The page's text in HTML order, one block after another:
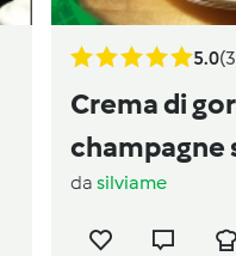
5.0
Crema di
champagne
integrali -
da silviame